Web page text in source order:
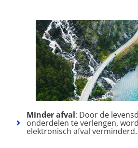
Minder afval: Door de
onderdelen te verlengen,
elektronisch afval verminderd.